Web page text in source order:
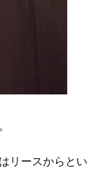
リースからとい